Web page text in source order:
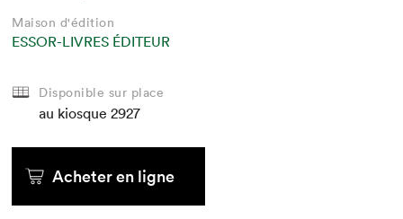
Maison d'édition
ESSOR-LIVRES ÉDITEUR
Disponible sur place
au kiosque 2927
Acheter en ligne